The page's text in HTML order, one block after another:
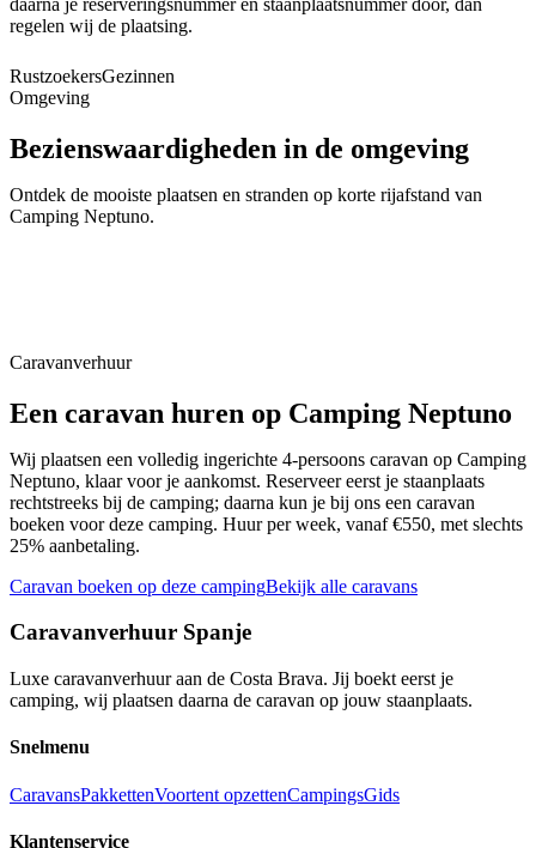
regelen wij de plaatsing.
RustzoekersGezinnen
Omgeving
Bezienswaardigheden in de omgeving
Ontdek de mooiste plaatsen en stranden op korte rijafstand van
Camping Neptuno.
Pals
📍Baix Empordà
Begur
Calella de Palafrugell
Caravanverhuur
Een caravan huren op Camping Neptuno
Wij plaatsen een volledig ingerichte 4-persoons caravan op Camping
Neptuno, klaar voor je aankomst. Reserveer eerst je staanplaats
rechtstreeks bij de camping; daarna kun je bij ons een caravan
boeken voor deze camping. Huur per week, vanaf €550, met slechts
25% aanbetaling.
Caravan boeken op deze campingBekijk alle caravans
Caravanverhuur Spanje
Luxe caravanverhuur aan de Costa Brava. Jij boekt eerst je
camping, wij plaatsen daarna de caravan op jouw staanplaats.
Snelmenu
CaravansPakkettenVoortent opzettenCampingsGids
Klantenservice